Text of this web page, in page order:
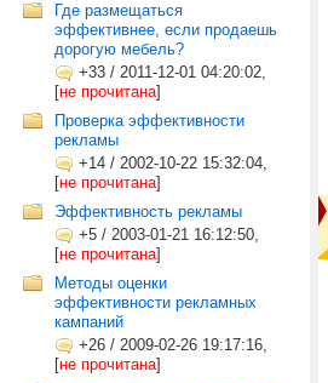
Где размещаться
эффективнее, если продаешь
дорогую мебель?
+33 / 2011-12-01 04:20:02,
[не прочитана]
Проверка эффективности
рекламы
+14 / 2002-10-22 15:32:04,
[не прочитана]
Эффективность рекламы
+5 / 2003-01-21 16:12:50,
[не прочитана]
Методы оценки
эффективности рекламных
кампаний
+26 / 2009-02-26 19:17:16,
[не прочитана]